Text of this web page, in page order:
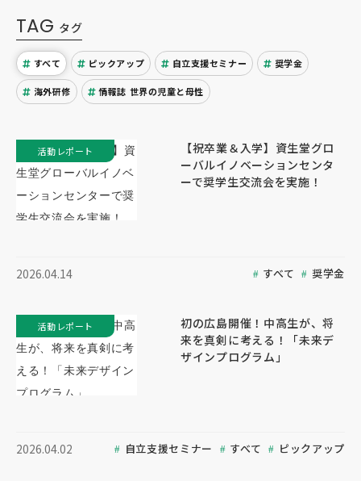
TAG タグ
すべて ピックアップ 自立支援セミナー 奨学金
海外研修 情報誌 世界の児童と母性
【祝卒業＆入学】資生堂グロ
ーバルイノベーションセンタ
ーで奨学生交流会を実施！
2026.04.14 すべて 奨学金
活動レポート
初の広島開催！中高生が、将
来を真剣に考える！「未来デ
ザインプログラム」
2026.04.02 自立支援セミナー すべて ピックアップ
活動レポート